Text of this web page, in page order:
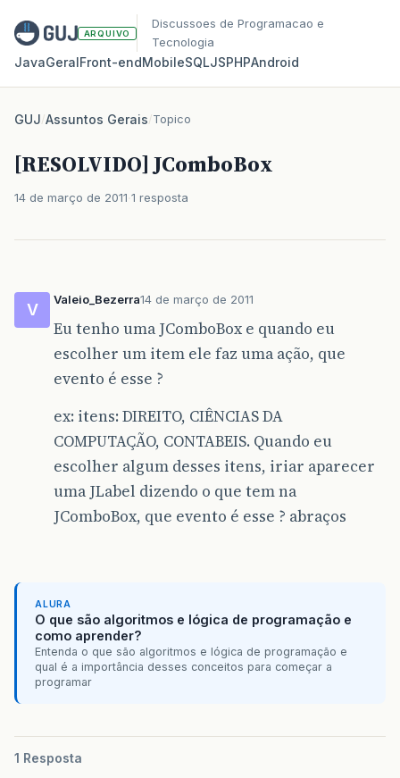
ARQUIVO
Discussoes de Programacao e
Tecnologia
JavaGeralFront‑endMobileSQLJSPHPAndroid
GUJ/Assuntos Gerais/Topico
[RESOLVIDO] JComboBox
14 de março de 2011 1 resposta
V
Valeio_Bezerra14 de março de 2011
Eu tenho uma JComboBox e quando eu
escolher um item ele faz uma ação, que
evento é esse ?
ex: itens: DIREITO, CIÊNCIAS DA
COMPUTAÇÃO, CONTABEIS. Quando eu
escolher algum desses itens, iriar aparecer
uma JLabel dizendo o que tem na
JComboBox, que evento é esse ? abraços
ALURA
O que são algoritmos e lógica de programação e
como aprender?
Entenda o que são algoritmos e lógica de programação e
qual é a importância desses conceitos para começar a
programar
1 Resposta